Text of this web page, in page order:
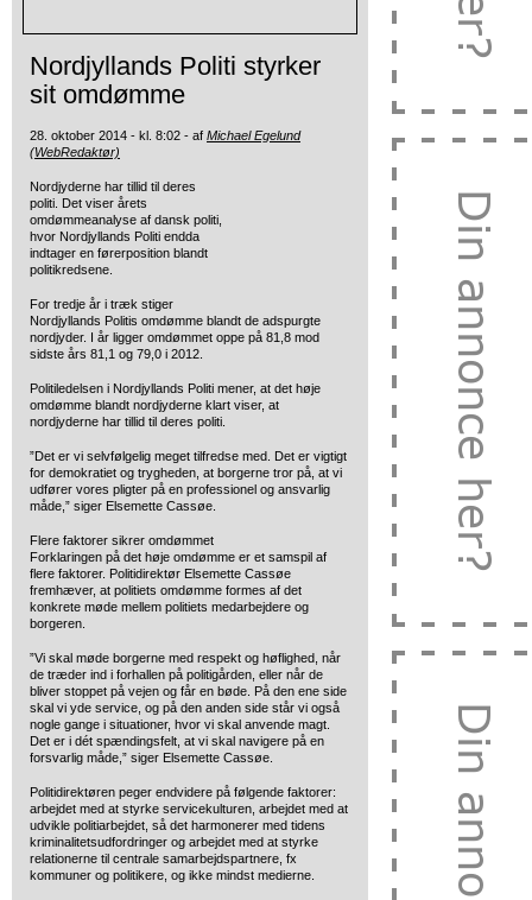
Nordjyllands Politi styrker
sit omdømme
28. oktober 2014 - kl. 8:02 - af Michael Egelund
(WebRedaktør)
Nordjyderne har tillid til deres
politi. Det viser årets
omdømmeanalyse af dansk politi,
hvor Nordjyllands Politi endda
indtager en førerposition blandt
politikredsene.
For tredje år i træk stiger
Nordjyllands Politis omdømme blandt de adspurgte
nordjyder. I år ligger omdømmet oppe på 81,8 mod
sidste års 81,1 og 79,0 i 2012.
Politiledelsen i Nordjyllands Politi mener, at det høje
omdømme blandt nordjyderne klart viser, at
nordjyderne har tillid til deres politi.
”Det er vi selvfølgelig meget tilfredse med. Det er vigtigt
for demokratiet og trygheden, at borgerne tror på, at vi
udfører vores pligter på en professionel og ansvarlig
måde,” siger Elsemette Cassøe.
Flere faktorer sikrer omdømmet
Forklaringen på det høje omdømme er et samspil af
flere faktorer. Politidirektør Elsemette Cassøe
fremhæver, at politiets omdømme formes af det
konkrete møde mellem politiets medarbejdere og
borgeren.
”Vi skal møde borgerne med respekt og høflighed, når
de træder ind i forhallen på politigården, eller når de
bliver stoppet på vejen og får en bøde. På den ene side
skal vi yde service, og på den anden side står vi også
nogle gange i situationer, hvor vi skal anvende magt.
Det er i dét spændingsfelt, at vi skal navigere på en
forsvarlig måde,” siger Elsemette Cassøe.
Politidirektøren peger endvidere på følgende faktorer:
arbejdet med at styrke servicekulturen, arbejdet med at
udvikle politiarbejdet, så det harmonerer med tidens
kriminalitetsudfordringer og arbejdet med at styrke
relationerne til centrale samarbejdspartnere, fx
kommuner og politikere, og ikke mindst medierne.